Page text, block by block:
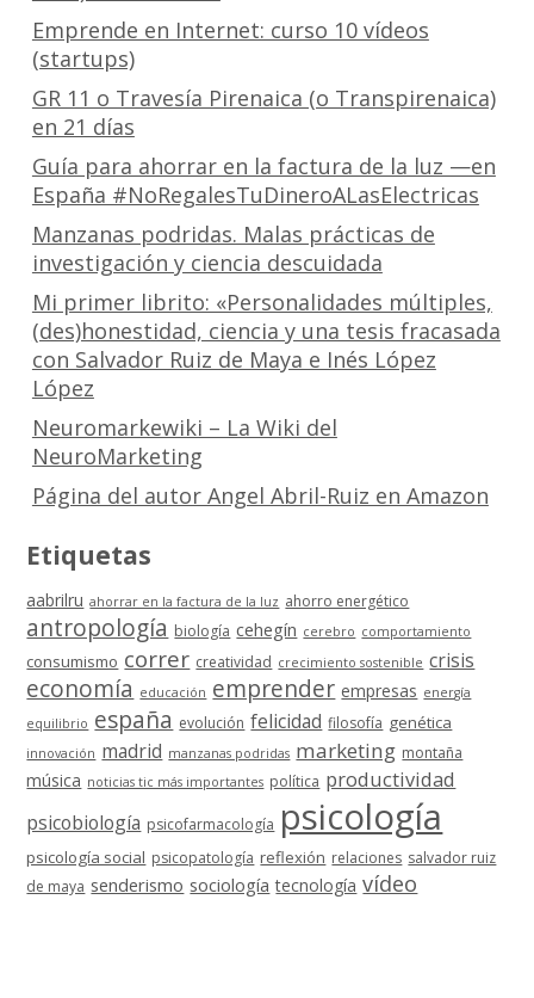
Emprende en Internet: curso 10 vídeos
(startups)
GR 11 o Travesía Pirenaica (o Transpirenaica)
en 21 días
Guía para ahorrar en la factura de la luz —en
España #NoRegalesTuDineroALasElectricas
Manzanas podridas. Malas prácticas de
investigación y ciencia descuidada
Mi primer librito: «Personalidades múltiples,
(des)honestidad, ciencia y una tesis fracasada
con Salvador Ruiz de Maya e Inés López
López
Neuromarkewiki – La Wiki del
NeuroMarketing
Página del autor Angel Abril-Ruiz en Amazon
Etiquetas
aabrilru ahorrar en la factura de la luz ahorro energético
antropología biología cehegín cerebro comportamiento
consumismo correr creatividad crecimiento sostenible crisis
economía educación emprender empresas energía
equilibrio españa evolución felicidad filosofía genética
innovación madrid manzanas podridas marketing montaña
música noticias tic más importantes política productividad
psicobiología psicofarmacología psicología
psicología social psicopatología reflexión relaciones salvador ruiz
de maya senderismo sociología tecnología vídeo